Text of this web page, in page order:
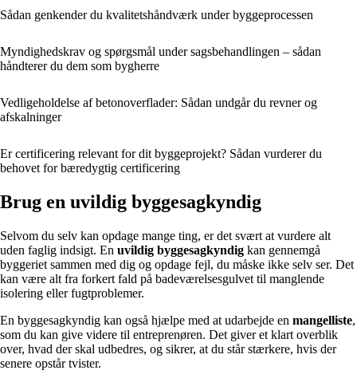
Sådan genkender du kvalitets­håndværk under byggeprocessen
Myndighedskrav og spørgsmål under sagsbehandlingen – sådan
håndterer du dem som bygherre
Vedligeholdelse af betonoverflader: Sådan undgår du revner og
afskalninger
Er certificering relevant for dit byggeprojekt? Sådan vurderer du
behovet for bæredygtig certificering
Brug en uvildig byggesagkyndig
Selvom du selv kan opdage mange ting, er det svært at vurdere alt
uden faglig indsigt. En uvildig byggesagkyndig kan gennemgå
byggeriet sammen med dig og opdage fejl, du måske ikke selv ser. Det
kan være alt fra forkert fald på badeværelsesgulvet til manglende
isolering eller fugtproblemer.
En byggesagkyndig kan også hjælpe med at udarbejde en mangelliste,
som du kan give videre til entreprenøren. Det giver et klart overblik
over, hvad der skal udbedres, og sikrer, at du står stærkere, hvis der
senere opstår tvister.